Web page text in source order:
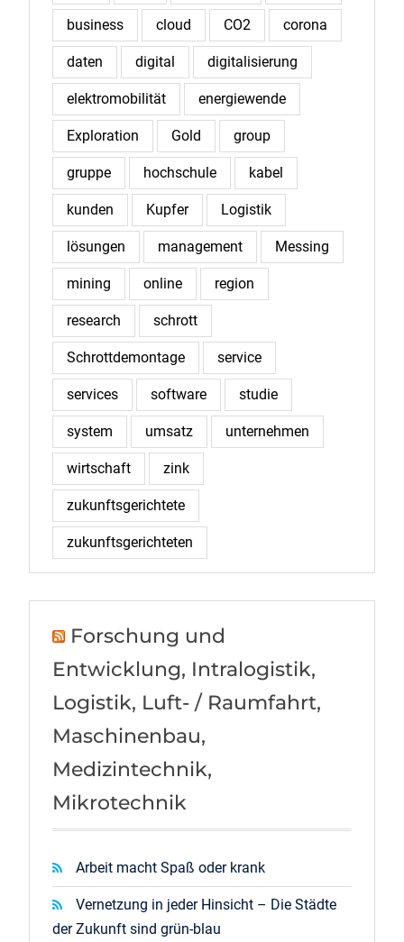
business cloud CO2 corona
daten digital digitalisierung
elektromobilität energiewende
Exploration Gold group
gruppe hochschule kabel
kunden Kupfer Logistik
lösungen management Messing
mining online region
research schrott
Schrottdemontage service
services software studie
system umsatz unternehmen
wirtschaft zink
zukunftsgerichtete
zukunftsgerichteten
Forschung und
Entwicklung, Intralogistik,
Logistik, Luft- / Raumfahrt,
Maschinenbau,
Medizintechnik,
Mikrotechnik
Arbeit macht Spaß oder krank
Vernetzung in jeder Hinsicht – Die Städte
der Zukunft sind grün-blau